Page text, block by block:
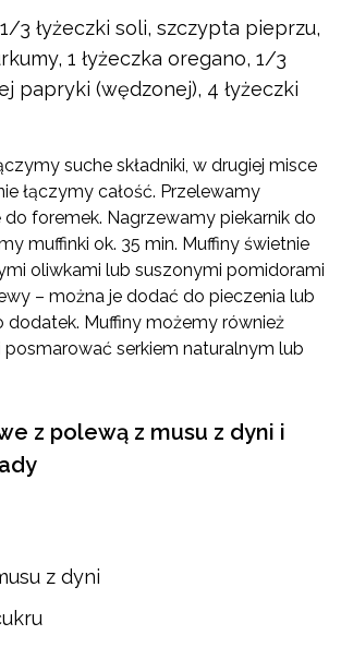
3 łyżeczki soli, szczypta pieprzu,
1 łyżeczka oregano, 1/3
papryki (wędzonej), 4 łyżeczki
suche składniki, w drugiej misce
łączymy całość. Przelewamy
foremek. Nagrzewamy piekarnik do
muffinki ok. 35 min. Muffiny świetnie
oliwkami lub suszonymi pomidorami
– można je dodać do pieczenia lub
dodatek. Muffiny możemy również
posmarować serkiem naturalnym lub
z polewą z musu z dyni i
z dyni